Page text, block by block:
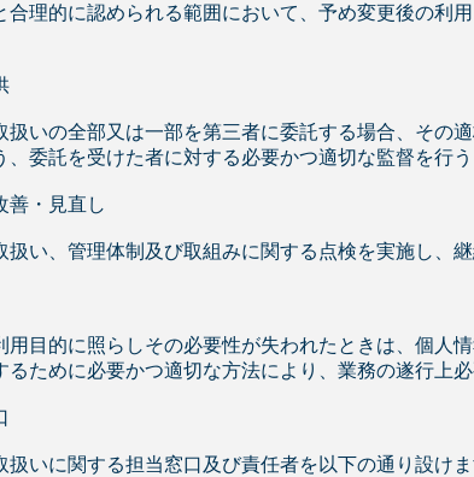
合理的に認められる範囲において、予め変更後の利
扱いの全部又は一部を第三者に委託する場合、その
委託を受けた者に対する必要かつ適切な監督を行う
善・見直し
扱い、管理体制及び取組みに関する点検を実施し、
用目的に照らしその必要性が失われたときは、個人
ために必要かつ適切な方法により、業務の遂行上
扱いに関する担当窓口及び責任者を以下の通り設けま